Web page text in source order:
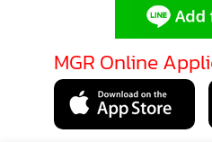
MGR Online